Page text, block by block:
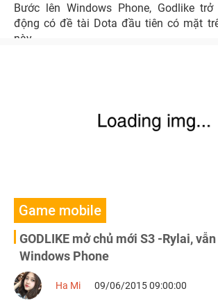
Bước lên Windows Phone, Godlike
động có đề tài Dota đầu tiên có mặt
này.
Game mobile
GODLIKE mở chủ mới S3 -Rylai,
Windows Phone
Ha Mi 09/06/2015 09:00:00